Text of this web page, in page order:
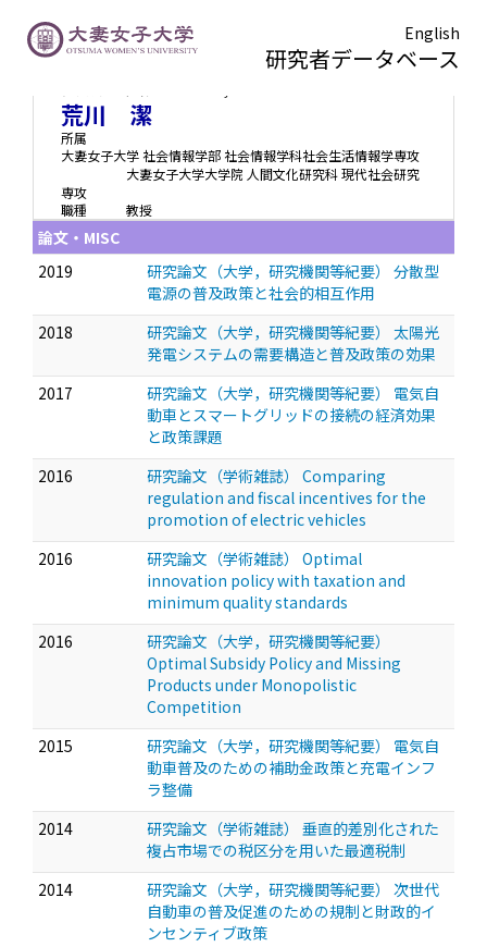
English
研究者データベース
荒川 潔
所属
大妻女子大学 社会情報学部 社会情報学科社会生活情報学専攻
大妻女子大学大学院 人間文化研究科 現代社会研究
専攻
職種
教授
論文・MISC
2019
研究論文（大学，研究機関等紀要） 分散型
電源の普及政策と社会的相互作用
2018
研究論文（大学，研究機関等紀要） 太陽光
発電システムの需要構造と普及政策の効果
2017
研究論文（大学，研究機関等紀要） 電気自
動車とスマートグリッドの接続の経済効果
と政策課題
2016
研究論文（学術雑誌） Comparing
regulation and fiscal incentives for the
promotion of electric vehicles
2016
研究論文（学術雑誌） Optimal
innovation policy with taxation and
minimum quality standards
2016
研究論文（大学，研究機関等紀要）
Optimal Subsidy Policy and Missing
Products under Monopolistic
Competition
2015
研究論文（大学，研究機関等紀要） 電気自
動車普及のための補助金政策と充電インフ
ラ整備
2014
研究論文（学術雑誌） 垂直的差別化された
複占市場での税区分を用いた最適税制
2014
研究論文（大学，研究機関等紀要） 次世代
自動車の普及促進のための規制と財政的イ
ンセンティブ政策